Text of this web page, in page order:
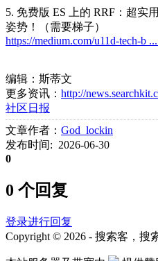
5. 免费版 ES 上的 RRF：超实
姿势！（需要梯子）
https://medium.com/u11d-tech-b
编辑：斯蒂文
更多资讯： http://
社区日报
文章作者： God_lockin
发布时间: 2026-06-30
0
0 个回复
登录进行回复
Copyright © 2026 - 搜索客，搜